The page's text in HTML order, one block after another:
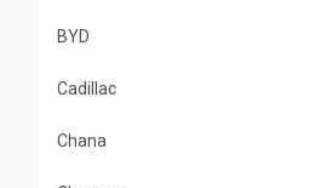
BYD
Cadillac
Chana